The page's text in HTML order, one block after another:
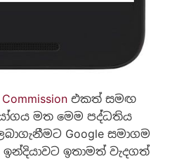
එකත් සමඟ
මත මෙම පද්ධතිය
Google සමාගම
ඉතාමත් වැදගත්